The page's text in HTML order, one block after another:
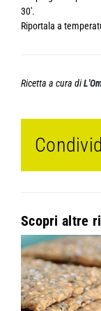
30′.
Riportala a
Ricetta a cura di
Scopri altre